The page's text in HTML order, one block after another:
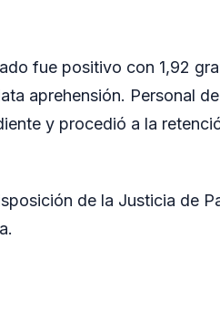
fue positivo con 1,92
aprehensión. Personal de
y procedió a la
de la Justicia de